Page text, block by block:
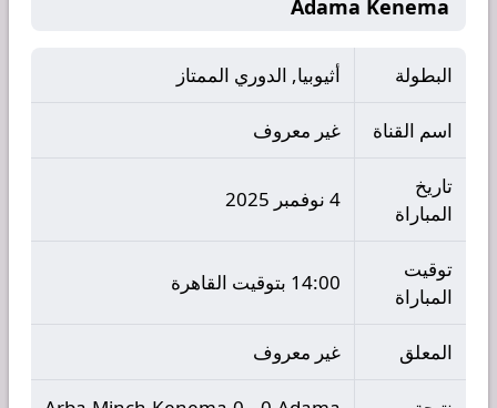
Adama Kenema
البطولة أثيوبيا, الدوري الممتاز
اسم القناة غير معروف
تاريخ
المباراة
4 نوفمبر 2025
توقيت
المباراة
14:00 بتوقيت القاهرة
المعلق غير معروف